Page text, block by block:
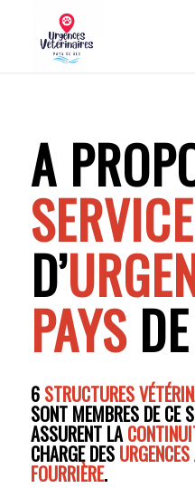
A
SERVICE
D’
PAYSDE
6 STRUCTURES
SONT MEMBRES DE CE
ASSURENT LA
CHARGE DES URGENCES
FOURRIÈRE.